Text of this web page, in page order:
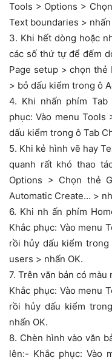
Tools > Options >
Text boundaries > nhấn
3. Khi hết dòng hoặc
các số thứ tự để đếm
Page setup > chọn
> bỏ dấu kiểm trong ô
4. Khi nhấn phím
phục: Vào menu
dấu kiểm trong ô Tab
5. Khi kẻ hình vẽ hay
quanh rất khó thao
Options > Chọn thẻ
Automatic Create… >
6. Khi nh ấn phím
Khắc phục: Vào menu
rồi hủy dấu kiểm
users > nhấn OK.
7. Trên văn bản có
Khắc phục: Vào menu
rồi hủy dấu kiểm
nhấn OK.
8. Chèn hình vào văn
lên:- Khắc phục: Vào